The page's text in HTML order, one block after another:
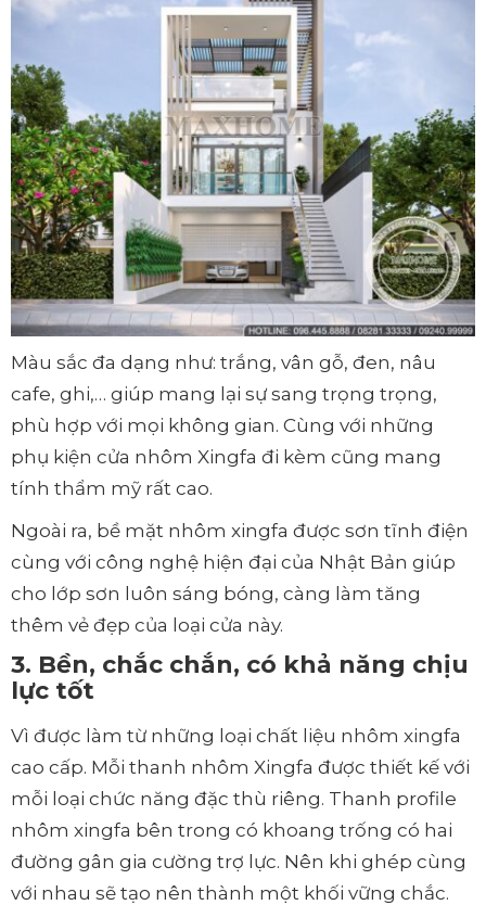
Màu sắc đa dạng như: trắng, vân gỗ, đen, nâu
cafe, ghi,… giúp mang lại sự sang trọng trọng,
phù hợp với mọi không gian. Cùng với những
phụ kiện cửa nhôm Xingfa đi kèm cũng mang
tính thẩm mỹ rất cao.
Ngoài ra, bề mặt nhôm xingfa được sơn tĩnh điện
cùng với công nghệ hiện đại của Nhật Bản giúp
cho lớp sơn luôn sáng bóng, càng làm tăng
thêm vẻ đẹp của loại cửa này.
3. Bền, chắc chắn, có khả năng chịu
lực tốt
Vì được làm từ những loại chất liệu nhôm xingfa
cao cấp. Mỗi thanh nhôm Xingfa được thiết kế với
mỗi loại chức năng đặc thù riêng. Thanh profile
nhôm xingfa bên trong có khoang trống có hai
đường gân gia cường trợ lực. Nên khi ghép cùng
với nhau sẽ tạo nên thành một khối vững chắc.